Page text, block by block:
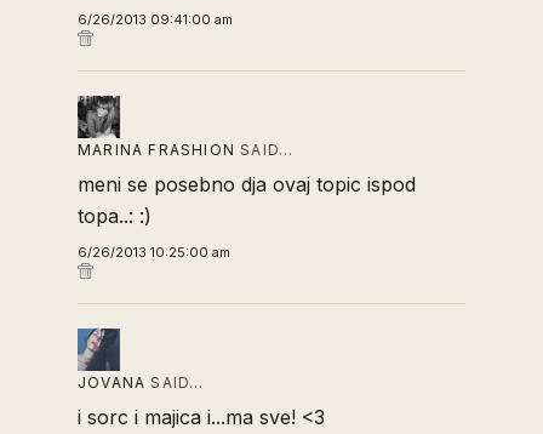
6/26/2013 09:41:00 am
MARINA FRASHION SAID…
meni se posebno dja ovaj topic ispod
topa..: :)
6/26/2013 10:25:00 am
JOVANA SAID…
i sorc i majica i...ma sve! <3